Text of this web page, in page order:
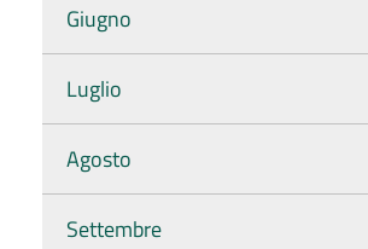
Giugno
Luglio
Agosto
Settembre